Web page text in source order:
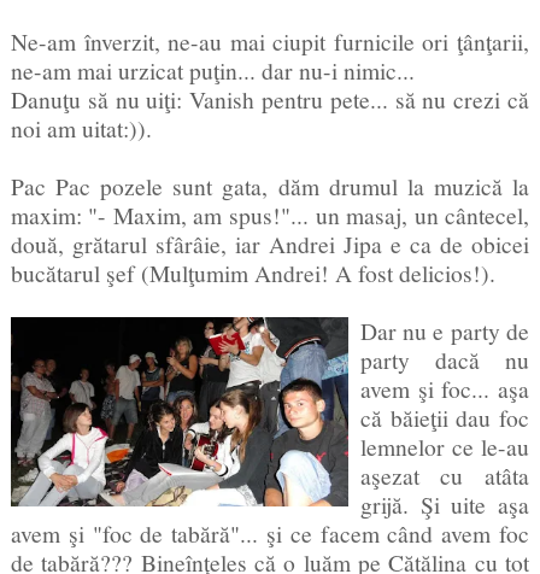
Ne-am înverzit, ne-au mai ciupit furnicile ori ţânţarii,
ne-am mai urzicat puţin... dar nu-i nimic...
Danuţu să nu uiţi: Vanish pentru pete... să nu crezi că
noi am uitat:)).
Pac Pac pozele sunt gata, dăm drumul la muzică la
maxim: "- Maxim, am spus!"... un masaj, un cântecel,
două, grătarul sfârâie, iar Andrei Jipa e ca de obicei
bucătarul şef (Mulţumim Andrei! A fost delicios!).
Dar nu e party de
party dacă nu
avem şi foc... aşa
că băieţii dau foc
lemnelor ce le-au
aşezat cu atâta
grijă. Şi uite aşa
avem şi "foc de tabără"... şi ce facem când avem foc
de tabără??? Bineînţeles că o luăm pe Cătălina cu tot